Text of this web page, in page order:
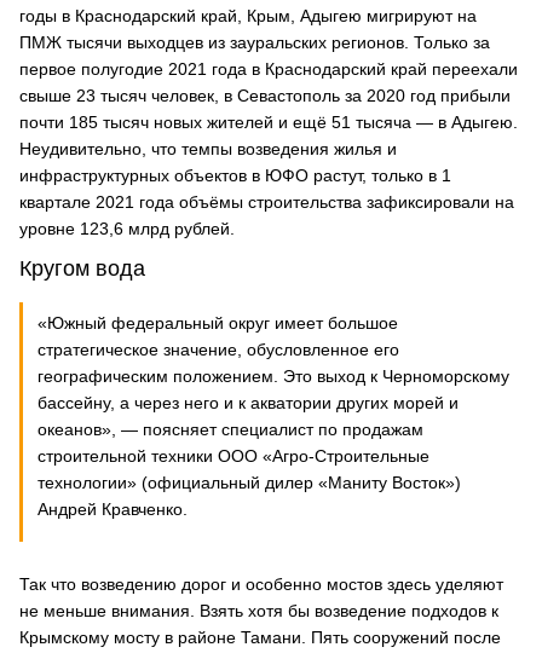
годы в Краснодарский край, Крым, Адыгею мигрируют на
ПМЖ тысячи выходцев из зауральских регионов. Только за
первое полугодие 2021 года в Краснодарский край переехали
свыше 23 тысяч человек, в Севастополь за 2020 год прибыли
почти 185 тысяч новых жителей и ещё 51 тысяча — в Адыгею.
Неудивительно, что темпы возведения жилья и
инфраструктурных объектов в ЮФО растут, только в 1
квартале 2021 года объёмы строительства зафиксировали на
уровне 123,6 млрд рублей.
Кругом вода
«Южный федеральный округ имеет большое
стратегическое значение, обусловленное его
географическим положением. Это выход к Черноморскому
бассейну, а через него и к акватории других морей и
океанов», — поясняет специалист по продажам
строительной техники ООО «Агро-Строительные
технологии» (официальный дилер «Маниту Восток»)
Андрей Кравченко.
Так что возведению дорог и особенно мостов здесь уделяют
не меньше внимания. Взять хотя бы возведение подходов к
Крымскому мосту в районе Тамани. Пять сооружений после